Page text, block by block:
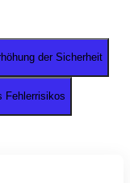
der Sicherheit
Fehlerrisikos